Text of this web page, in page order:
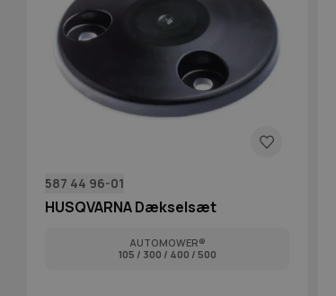
587 44 96-01
HUSQVARNA Dækselsæt
AUTOMOWER®
105 / 300 / 400 / 500